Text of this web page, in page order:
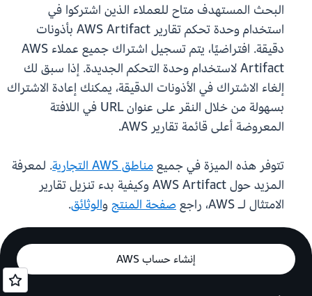
البحث المستهدف متاح للعملاء الذين اشتركوا في
استخدام وحدة تحكم تقارير AWS Artifact بأذونات
دقيقة. افتراضيًا، يتم تسجيل اشتراك جميع عملاء AWS
Artifact لاستخدام وحدة التحكم الجديدة. إذا سبق لك
إلغاء الاشتراك في الأذونات الدقيقة، يمكنك إعادة الاشتراك
بسهولة من خلال النقر على عنوان URL في اللافتة
المعروضة أعلى قائمة تقارير AWS.
تتوفر هذه الميزة في جميعمناطق AWS التجارية
. لمعرفة
المزيد حول AWS Artifact وكيفية بدء تنزيل تقارير
الامتثال لـ AWS، راجع
صفحة المنتجوالوثائق.
إنشاء حساب AWS